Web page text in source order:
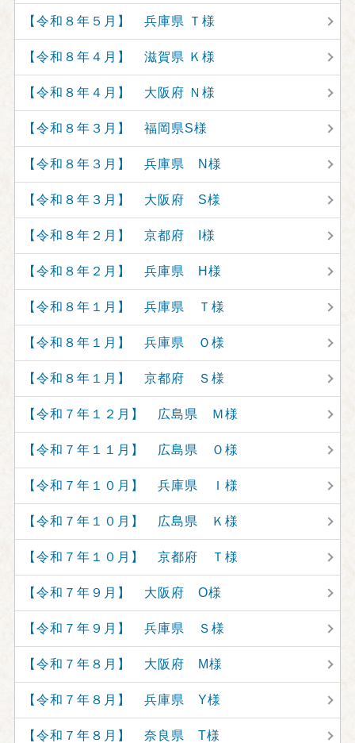
【令和８年５月】 兵庫県 Ｔ様
【令和８年４月】 滋賀県 Ｋ様
【令和８年４月】 大阪府 Ｎ様
【令和８年３月】 福岡県S様
【令和８年３月】 兵庫県 N様
【令和８年３月】 大阪府 S様
【令和８年２月】 京都府 I様
【令和８年２月】 兵庫県 H様
【令和８年１月】 兵庫県 Ｔ様
【令和８年１月】 兵庫県 Ｏ様
【令和８年１月】 京都府 Ｓ様
【令和７年１２月】 広島県 Ｍ様
【令和７年１１月】 広島県 Ｏ様
【令和７年１０月】 兵庫県 Ｉ様
【令和７年１０月】 広島県 Ｋ様
【令和７年１０月】 京都府 Ｔ様
【令和７年９月】 大阪府 O様
【令和７年９月】 兵庫県 Ｓ様
【令和７年８月】 大阪府 M様
【令和７年８月】 兵庫県 Y様
【令和７年８月】 奈良県 T様